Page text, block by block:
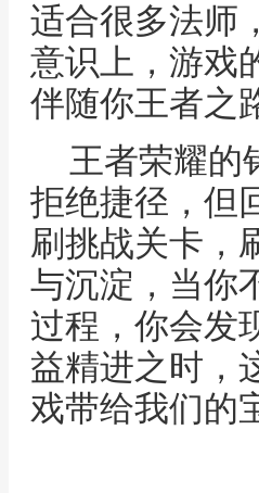
适合很多法师
意识上，游戏
伴随你王者之
王者荣耀的
拒绝捷径，但
刷挑战关卡，
与沉淀，当你
过程，你会发
益精进之时，
戏带给我们的